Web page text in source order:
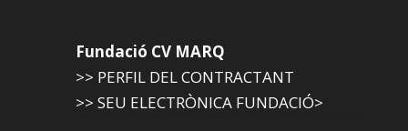
Fundació CV MARQ
>> PERFIL DEL CONTRACTANT
>> SEU ELECTRÒNICA FUNDACIÓ>